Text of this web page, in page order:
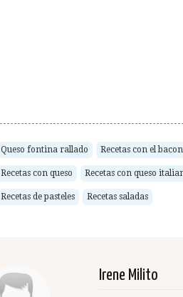
Queso fontina rallado Recetas con el bacon
Recetas con queso Recetas con queso
Recetas de pasteles Recetas saladas
Irene Milito